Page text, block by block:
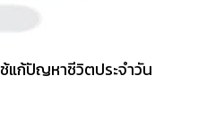
แก้ปัญหาชีวิตประจำวัน